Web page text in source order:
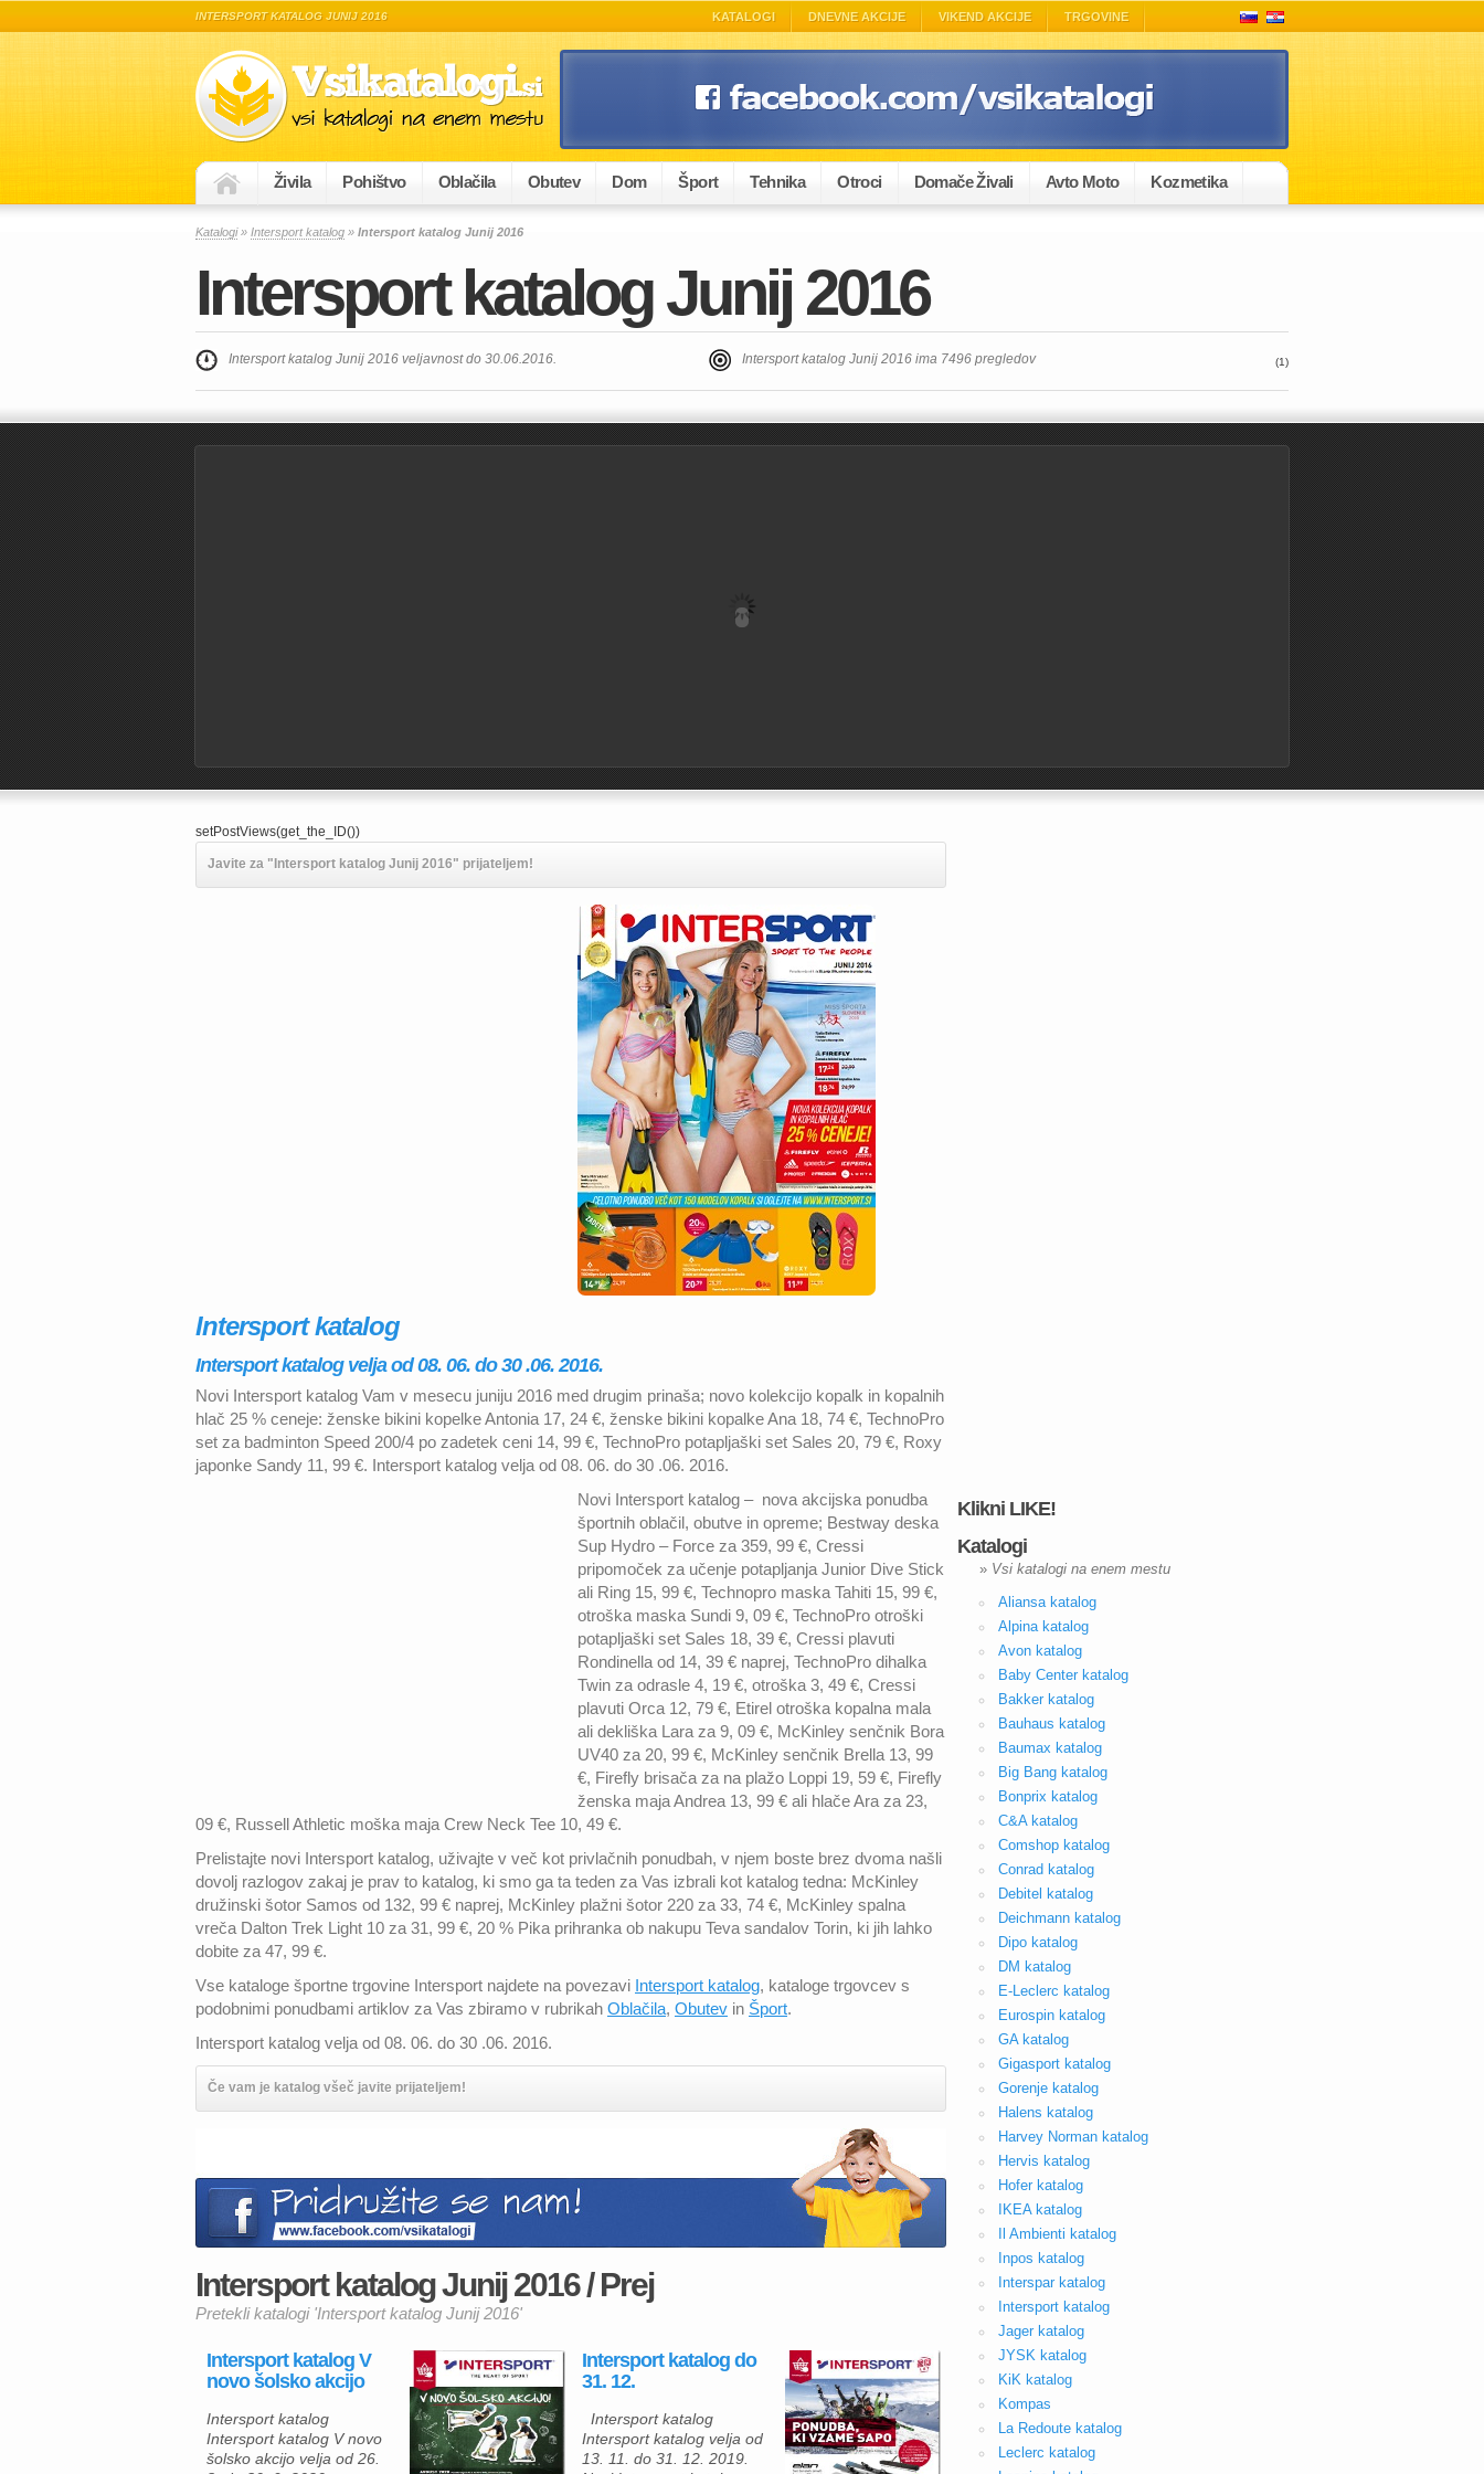
INTERSPORT KATALOG JUNIJ 2016 KATALOGI DNEVNE AKCIJE VIKEND AKCIJE TRGOVINE
Živila Pohištvo Oblačila Obutev Dom Šport Tehnika Otroci Domače Živali Avto Moto Kozmetika
Katalogi» Intersport katalog » Intersport katalog Junij 2016
Intersport katalog Junij 2016
Intersport katalog Junij 2016 veljavnost do 30.06.2016. Intersport katalog Junij 2016 ima 7496 pregledov (1)
setPostViews(get_the_ID())
Javite za "Intersport katalog Junij 2016" prijateljem!
Intersport katalog
Intersport katalog velja od 08. 06. do 30 .06. 2016.
Novi Intersport katalog Vam v mesecu juniju 2016 med drugim prinaša; novo kolekcijo kopalk in kopalnih
hlač 25 % ceneje: ženske bikini kopelke Antonia 17, 24 €, ženske bikini kopalke Ana 18, 74 €, TechnoPro
set za badminton Speed 200/4 po zadetek ceni 14, 99 €, TechnoPro potapljaški set Sales 20, 79 €, Roxy
japonke Sandy 11, 99 €. Intersport katalog velja od 08. 06. do 30 .06. 2016.
Novi Intersport katalog – nova akcijska ponudba
športnih oblačil, obutve in opreme; Bestway deska
Sup Hydro – Force za 359, 99 €, Cressi
pripomoček za učenje potapljanja Junior Dive Stick
ali Ring 15, 99 €, Technopro maska Tahiti 15, 99 €,
otroška maska Sundi 9, 09 €, TechnoPro otroški
potapljaški set Sales 18, 39 €, Cressi plavuti
Rondinella od 14, 39 € naprej, TechnoPro dihalka
Twin za odrasle 4, 19 €, otroška 3, 49 €, Cressi
plavuti Orca 12, 79 €, Etirel otroška kopalna mala
ali dekliška Lara za 9, 09 €, McKinley senčnik Bora
UV40 za 20, 99 €, McKinley senčnik Brella 13, 99
€, Firefly brisača za na plažo Loppi 19, 59 €, Firefly
ženska maja Andrea 13, 99 € ali hlače Ara za 23,
09 €, Russell Athletic moška maja Crew Neck Tee 10, 49 €.
Prelistajte novi Intersport katalog, uživajte v več kot privlačnih ponudbah, v njem boste brez dvoma našli
dovolj razlogov zakaj je prav to katalog, ki smo ga ta teden za Vas izbrali kot katalog tedna: McKinley
družinski šotor Samos od 132, 99 € naprej, McKinley plažni šotor 220 za 33, 74 €, McKinley spalna
vreča Dalton Trek Light 10 za 31, 99 €, 20 % Pika prihranka ob nakupu Teva sandalov Torin, ki jih lahko
dobite za 47, 99 €.
Vse kataloge športne trgovine Intersport najdete na povezavi Intersport katalog, kataloge trgovcev s
podobnimi ponudbami artiklov za Vas zbiramo v rubrikah Oblačila, Obutev in Šport.
Intersport katalog velja od 08. 06. do 30 .06. 2016.
Če vam je katalog všeč javite prijateljem!
Intersport katalog Junij 2016 / Prej
Pretekli katalogi 'Intersport katalog Junij 2016'
Intersport katalog V
novo šolsko akcijo
Intersport katalog
Intersport katalog V novo
šolsko akcijo velja od 26.
Intersport katalog do
31. 12.
Intersport katalog
Intersport katalog velja od
13. 11. do 31. 12. 2019.
Klikni LIKE!
Katalogi
» Vsi katalogi na enem mestu
Aliansa katalog
Alpina katalog
Avon katalog
Baby Center katalog
Bakker katalog
Bauhaus katalog
Baumax katalog
Big Bang katalog
Bonprix katalog
C&A katalog
Comshop katalog
Conrad katalog
Debitel katalog
Deichmann katalog
Dipo katalog
DM katalog
E-Leclerc katalog
Eurospin katalog
GA katalog
Gigasport katalog
Gorenje katalog
Halens katalog
Harvey Norman katalog
Hervis katalog
Hofer katalog
IKEA katalog
Il Ambienti katalog
Inpos katalog
Interspar katalog
Intersport katalog
Jager katalog
JYSK katalog
KiK katalog
Kompas
La Redoute katalog
Leclerc katalog